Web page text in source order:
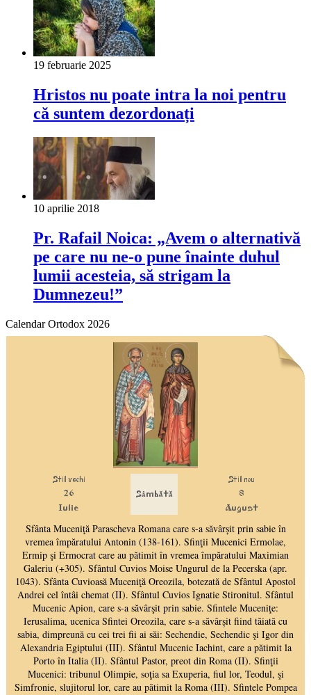
19 februarie 2025
Hristos nu poate intra la noi pentru
că suntem dezordonați
10 aprilie 2018
Pr. Rafail Noica: „Avem o alternativă
pe care nu ne-o pune înainte duhul
lumii acesteia, să strigam la
Dumnezeu!”
Calendar Ortodox 2026